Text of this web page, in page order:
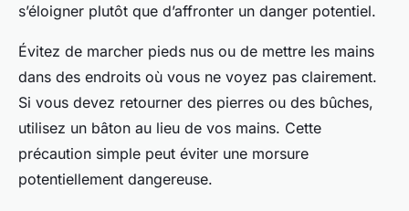
s’éloigner plutôt que d’affronter un danger potentiel.
Évitez de marcher pieds nus ou de mettre les mains
dans des endroits où vous ne voyez pas clairement.
Si vous devez retourner des pierres ou des bûches,
utilisez un bâton au lieu de vos mains. Cette
précaution simple peut éviter une morsure
potentiellement dangereuse.